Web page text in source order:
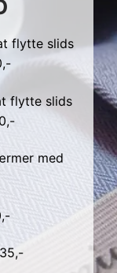
ærmer
flytte slids
flytte slids
med